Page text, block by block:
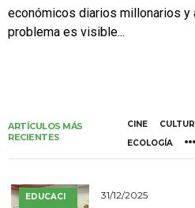
económicos diarios millonarios y
problema es visible...
ARTÍCULOS MÁS
RECIENTES
CINE
ECOLOGÍA
EDUCACI
31/12/2025